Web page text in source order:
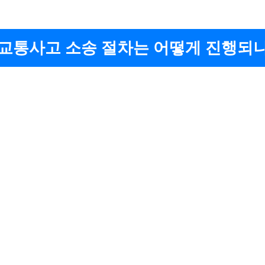
통사고 소송 절차는 어떻게 진행되